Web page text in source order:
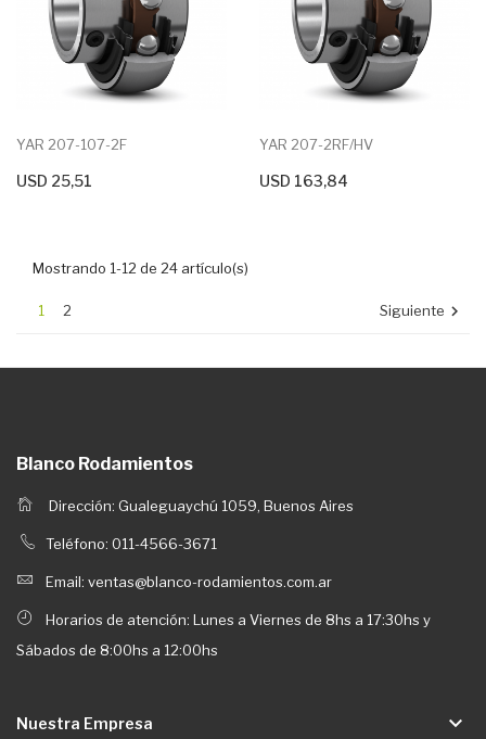
YAR 207-107-2F
USD 25,51
+ Agregar Al Carrito
YAR 207-2RF/HV
USD 163,84
+ Agregar Al Carrito
Mostrando 1-12 de 24 artículo(s)
1 2 Siguiente 
Blanco Rodamientos
Dirección: Gualeguaychú 1059, Buenos Aires
Teléfono: 011-4566-3671
Email: ventas@blanco-rodamientos.com.ar
Horarios de atención: Lunes a Viernes de 8hs a 17:30hs y
Sábados de 8:00hs a 12:00hs
Nuestra Empresa keyboard_arrow_down